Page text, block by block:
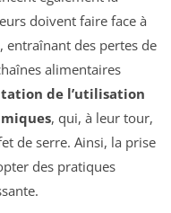
doivent faire face à
entraînant des pertes de
alimentaires
de l’utilisation
, qui, à leur tour,
de serre. Ainsi, la prise
des pratiques